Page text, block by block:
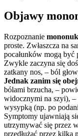
Objawy
Rozpoznanie
proste. Zwłaszcza na
pocałunków mogą
Zwykle zaczyna się
zatkany nos, – ból
Jednak zanim się
bólami brzucha, –
widocznymi na szyi), –
wysypką (np. po
Symptomy ujawniają
utrzymywać się przez
przedłużać przez kilka